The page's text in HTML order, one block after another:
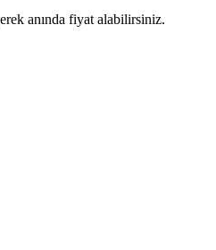
anında fiyat alabilirsiniz.